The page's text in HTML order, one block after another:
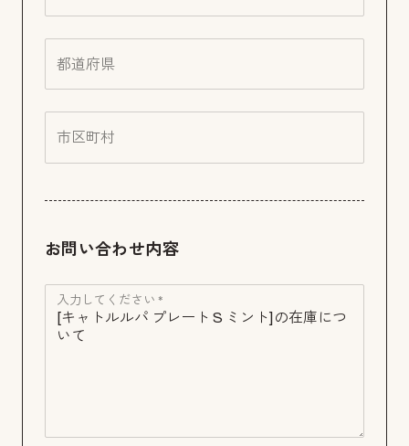
都道府県
市区町村
お問い合わせ内容
入力してください *